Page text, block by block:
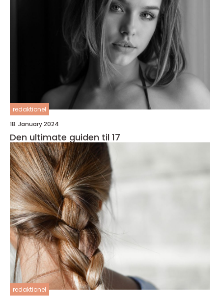
redaktionel
18. January 2024
Den ultimate guiden til 17
redaktionel